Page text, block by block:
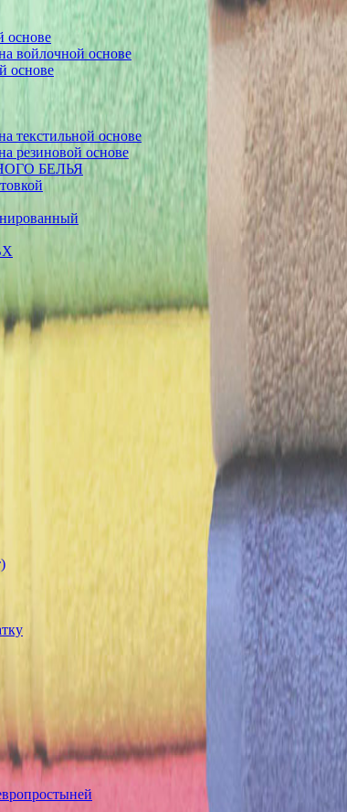
основе
войлочной основе
основе
текстильной основе
резиновой основе
БЕЛЬЯ